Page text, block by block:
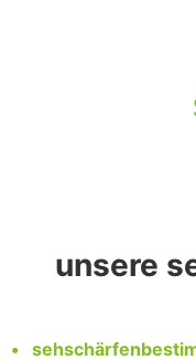
unsere
•